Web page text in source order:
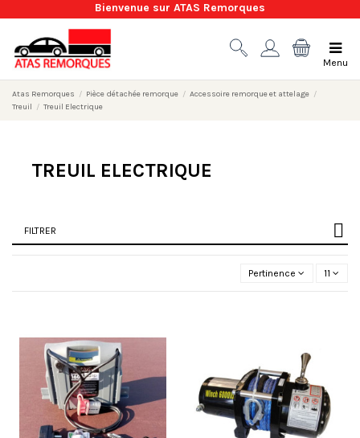
Bienvenue sur ATAS Remorques
Menu
Atas Remorques Pièce détachée remorque
Accessoire remorque et attelage
Treuil
Treuil Electrique
TREUIL ELECTRIQUE
FILTRER
Pertinence 11